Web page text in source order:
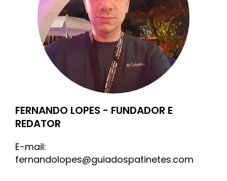
FERNANDO LOPES - FUNDADOR E
REDATOR
E-mail:
fernandolopes@guiadospatinetes.com